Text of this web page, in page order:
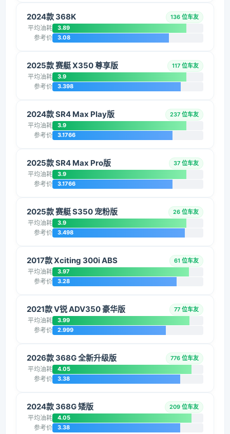
2024款 368K 136 位车友
平均油耗 3.89
参考价 3.08
2025款 赛艇 X350 尊享版 117 位车友
平均油耗 3.9
参考价 3.398
2024款 SR4 Max Play版 237 位车友
平均油耗 3.9
参考价 3.1766
2025款 SR4 Max Pro版 37 位车友
平均油耗 3.9
参考价 3.1766
2025款 赛艇 S350 宠粉版 26 位车友
平均油耗 3.9
参考价 3.498
2017款 Xciting 300i ABS 61 位车友
平均油耗 3.97
参考价 3.28
2021款 V锐 ADV350 豪华版 77 位车友
平均油耗 3.99
参考价 2.999
2026款 368G 全新升级版 776 位车友
平均油耗 4.05
参考价 3.38
2024款 368G 矮版 209 位车友
平均油耗 4.05
参考价 3.38